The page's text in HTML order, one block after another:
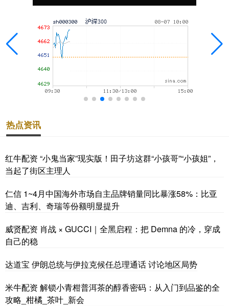
热点资讯
红牛配资 “小鬼当家”现实版！田子坊这群“小孩哥”“小孩姐”，
当起了街区主理人
仁信 1~4月中国海外市场自主品牌销量同比暴涨58%：比亚
迪、吉利、奇瑞等份额明显提升
威贤配资 肖战 × GUCCI｜全黑启程：把 Demna 的冷，穿成
自己的稳
达道宝 伊朗总统与伊拉克候任总理通话 讨论地区局势
米牛配资 解锁小青柑普洱茶的醇香密码：从入门到品鉴的全
攻略_柑橘_茶叶_新会